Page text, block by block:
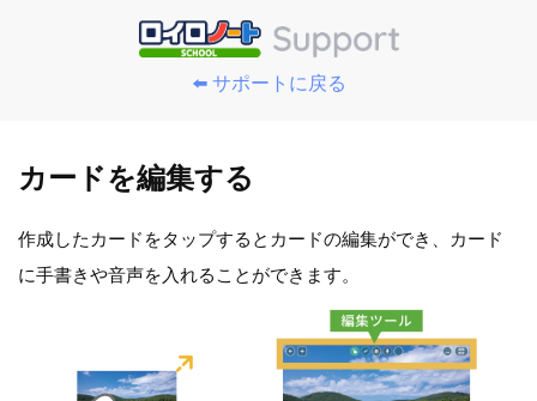
⬅️ サポートに戻る
カードを編集する
作成したカードをタップするとカードの編集ができ、カード
に手書きや音声を入れることができます。